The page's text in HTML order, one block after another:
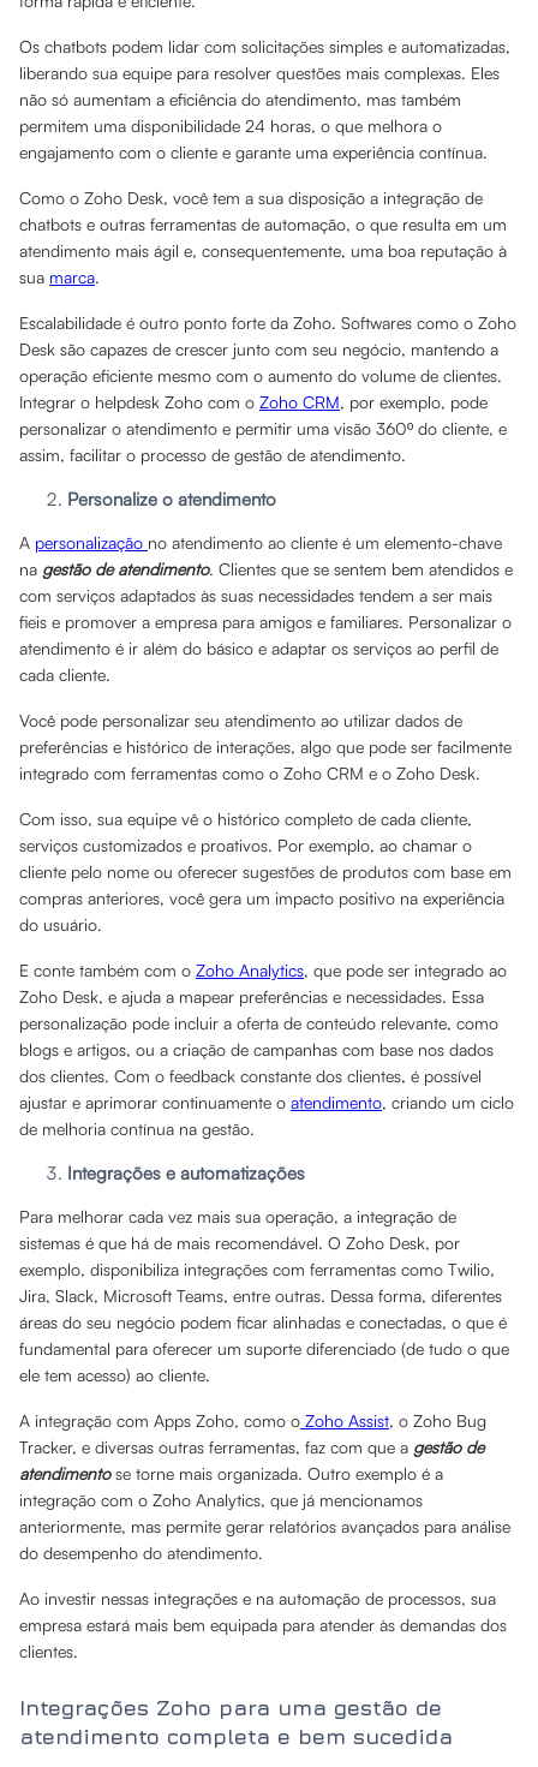
Os chatbots podem lidar com solicitações simples e automatizadas,
liberando sua equipe para resolver questões mais complexas. Eles
não só aumentam a eficiência do atendimento, mas também
permitem uma disponibilidade 24 horas, o que melhora o
engajamento com o cliente e garante uma experiência contínua.
Como o Zoho Desk, você tem a sua disposição a integração de
chatbots e outras ferramentas de automação, o que resulta em um
atendimento mais ágil e, consequentemente, uma boa reputação à
sua marca.
Escalabilidade é outro ponto forte da Zoho. Softwares como o Zoho
Desk são capazes de crescer junto com seu negócio, mantendo a
operação eficiente mesmo com o aumento do volume de clientes.
Integrar o helpdesk Zoho com o Zoho CRM, por exemplo, pode
personalizar o atendimento e permitir uma visão 360º do cliente, e
assim, facilitar o processo de gestão de atendimento.
Personalize o atendimento
A personalização no atendimento ao cliente é um elemento-chave
na gestão de atendimento. Clientes que se sentem bem atendidos e
com serviços adaptados às suas necessidades tendem a ser mais
fieis e promover a empresa para amigos e familiares. Personalizar o
atendimento é ir além do básico e adaptar os serviços ao perfil de
cada cliente.
Você pode personalizar seu atendimento ao utilizar dados de
preferências e histórico de interações, algo que pode ser facilmente
integrado com ferramentas como o Zoho CRM e o Zoho Desk.
Com isso, sua equipe vê o histórico completo de cada cliente,
serviços customizados e proativos. Por exemplo, ao chamar o
cliente pelo nome ou oferecer sugestões de produtos com base em
compras anteriores, você gera um impacto positivo na experiência
do usuário.
E conte também com o Zoho Analytics, que pode ser integrado ao
Zoho Desk, e ajuda a mapear preferências e necessidades. Essa
personalização pode incluir a oferta de conteúdo relevante, como
blogs e artigos, ou a criação de campanhas com base nos dados
dos clientes. Com o feedback constante dos clientes, é possível
ajustar e aprimorar continuamente o atendimento, criando um ciclo
de melhoria contínua na gestão.
Integrações e automatizações
Para melhorar cada vez mais sua operação, a integração de
sistemas é que há de mais recomendável. O Zoho Desk, por
exemplo, disponibiliza integrações com ferramentas como Twilio,
Jira, Slack, Microsoft Teams, entre outras. Dessa forma, diferentes
áreas do seu negócio podem ficar alinhadas e conectadas, o que é
fundamental para oferecer um suporte diferenciado (de tudo o que
ele tem acesso) ao cliente.
A integração com Apps Zoho, como o Zoho Assist, o Zoho Bug
Tracker, e diversas outras ferramentas, faz com que a gestão de
atendimentose torne mais organizada. Outro exemplo é a
integração com o Zoho Analytics, que já mencionamos
anteriormente, mas permite gerar relatórios avançados para análise
do desempenho do atendimento.
Ao investir nessas integrações e na automação de processos, sua
empresa estará mais bem equipada para atender às demandas dos
clientes.
Integrações Zoho para uma gestão de
atendimento completa e bem sucedida